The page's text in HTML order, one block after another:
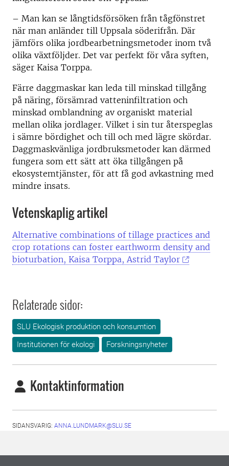
– Man kan se långtidsförsöken från tågfönstret
när man anländer till Uppsala söderifrån. Där
jämförs olika jordbearbetningsmetoder inom två
olika växtföljder. Det var perfekt för våra syften,
säger Kaisa Torppa.
Färre daggmaskar kan leda till minskad tillgång
på näring, försämrad vatteninfiltration och
minskad omblandning av organiskt material
mellan olika jordlager. Vilket i sin tur återspeglas
i sämre bördighet och till och med lägre skördar.
Daggmaskvänliga jordbruksmetoder kan därmed
fungera som ett sätt att öka tillgången på
ekosystemtjänster, för att få god avkastning med
mindre insats.
Vetenskaplig artikel
Alternative combinations of tillage practices and
crop rotations can foster earthworm density and
bioturbation, Kaisa Torppa, Astrid Taylor
Relaterade sidor:
SLU Ekologisk produktion och konsumtion
Institutionen för ekologi
Forskningsnyheter
Kontaktinformation
SIDANSVARIG: ANNA.LUNDMARK@SLU.SE